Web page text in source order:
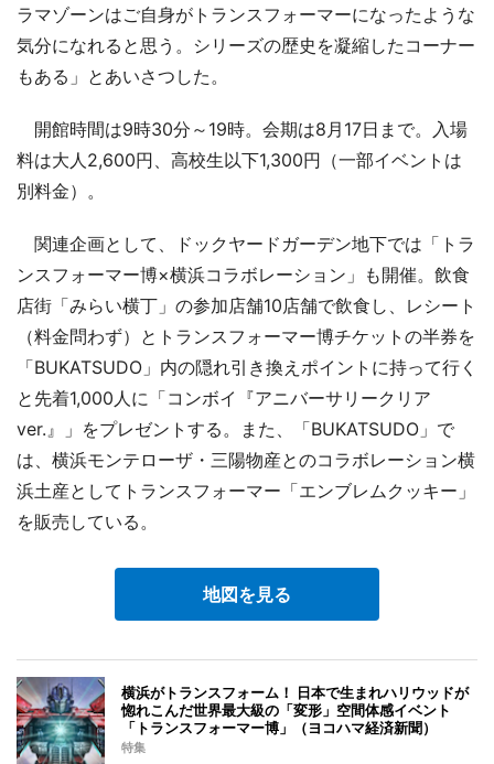
ラマゾーンはご自身がトランスフォーマーになったような
気分になれると思う。シリーズの歴史を凝縮したコーナー
もある」とあいさつした。
開館時間は9時30分～19時。会期は8月17日まで。入場
料は大人2,600円、高校生以下1,300円（一部イベントは
別料金）。
関連企画として、ドックヤードガーデン地下では「トラ
ンスフォーマー博×横浜コラボレーション」も開催。飲食
店街「みらい横丁」の参加店舗10店舗で飲食し、レシート
（料金問わず）とトランスフォーマー博チケットの半券を
「BUKATSUDO」内の隠れ引き換えポイントに持って行く
と先着1,000人に「コンボイ『アニバーサリークリア
ver.』」をプレゼントする。また、「BUKATSUDO」で
は、横浜モンテローザ・三陽物産とのコラボレーション横
浜土産としてトランスフォーマー「エンブレムクッキー」
を販売している。
地図を見る
横浜がトランスフォーム！ 日本で生まれハリウッドが
惚れこんだ世界最大級の「変形」空間体感イベント
「トランスフォーマー博」（ヨコハマ経済新聞）
特集